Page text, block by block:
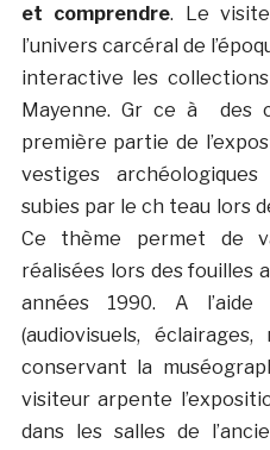
et comprendre. Le
l’univers carcéral de
interactive les
Mayenne. Gr ce à des
première partie de
vestiges
subies par le ch teau lors
Ce thème permet de
réalisées lors des fouilles
années 1990. A l’aide
(audiovisuels,
conservant la
visiteur arpente
dans les salles de